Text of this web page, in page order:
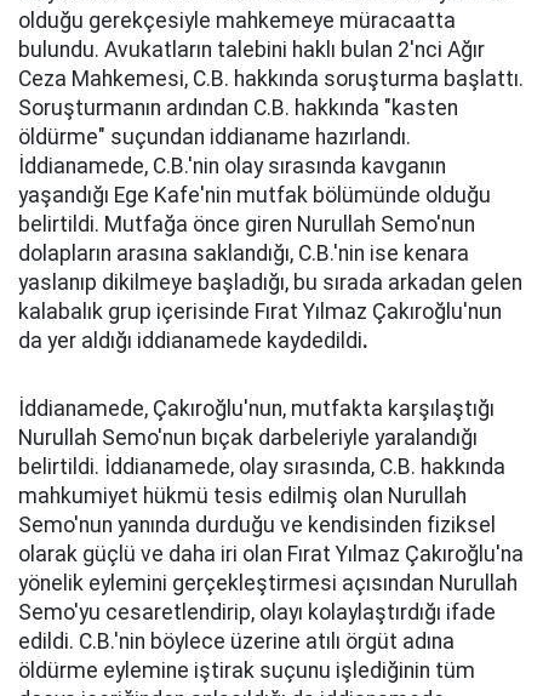
olduğu gerekçesiyle mahkemeye müracaatta
bulundu. Avukatların talebini haklı bulan 2'nci Ağır
Ceza Mahkemesi, C.B. hakkında soruşturma başlattı.
Soruşturmanın ardından C.B. hakkında "kasten
öldürme" suçundan iddianame hazırlandı.
İddianamede, C.B.'nin olay sırasında kavganın
yaşandığı Ege Kafe'nin mutfak bölümünde olduğu
belirtildi. Mutfağa önce giren Nurullah Semo'nun
dolapların arasına saklandığı, C.B.'nin ise kenara
yaslanıp dikilmeye başladığı, bu sırada arkadan gelen
kalabalık grup içerisinde Fırat Yılmaz Çakıroğlu'nun
da yer aldığı iddianamede kaydedildi.
İddianamede, Çakıroğlu'nun, mutfakta karşılaştığı
Nurullah Semo'nun bıçak darbeleriyle yaralandığı
belirtildi. İddianamede, olay sırasında, C.B. hakkında
mahkumiyet hükmü tesis edilmiş olan Nurullah
Semo'nun yanında durduğu ve kendisinden fiziksel
olarak güçlü ve daha iri olan Fırat Yılmaz Çakıroğlu'na
yönelik eylemini gerçekleştirmesi açısından Nurullah
Semo'yu cesaretlendirip, olayı kolaylaştırdığı ifade
edildi. C.B.'nin böylece üzerine atılı örgüt adına
öldürme eylemine iştirak suçunu işlediğinin tüm